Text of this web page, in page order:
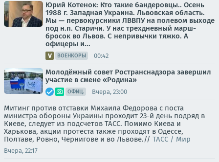
Юрий Котенок: Кто такие бандеровцы.. Осень
1988 г. Западная Украина. Львовская область.
Мы — первокурсники ЛВВПУ на полевом выходе
под н.п. Старичи. У нас трехдневный марш-
бросок во Львов. С непривычки тяжко. А
офицеры и...
ВОЕНКОРЫ 00:42
Молодёжный совет Ространснадзора завершил
участие в смене «Родина»
ОФИЦ. Вчера, 23:00
Митинг против отставки Михаила Федорова с поста
министра обороны Украины проходит 23-й день подряд в
Киеве, следует из подсчетов ТАСС. Помимо Киева и
Харькова, акции протеста также проходят в Одессе,
Полтаве, Ровно, Чернигове и во Львове.// ТАСС / Мир
Вчера, 22:17